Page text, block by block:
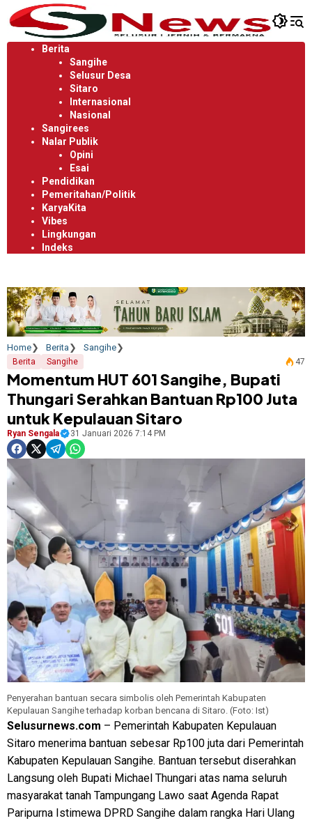
Langsung
ke
konten
Berita
Sangihe
Selusur Desa
Sitaro
Internasional
Nasional
Sangirees
Nalar Publik
Opini
Esai
Pendidikan
Pemeritahan/Politik
KaryaKita
Vibes
Lingkungan
Indeks
Home Berita Sangihe
Berita Sangihe 47
Momentum HUT 601 Sangihe, Bupati
Thungari Serahkan Bantuan Rp100 Juta
untuk Kepulauan Sitaro
Ryan Sengala 31 Januari 2026 7:14 PM
Penyerahan bantuan secara simbolis oleh Pemerintah Kabupaten
Kepulauan Sangihe terhadap korban bencana di Sitaro. (Foto: Ist)
Selusurnews.com – Pemerintah Kabupaten Kepulauan
Sitaro menerima bantuan sebesar Rp100 juta dari Pemerintah
Kabupaten Kepulauan Sangihe. Bantuan tersebut diserahkan
Langsung oleh Bupati Michael Thungari atas nama seluruh
masyarakat tanah Tampungang Lawo saat Agenda Rapat
Paripurna Istimewa DPRD Sangihe dalam rangka Hari Ulang